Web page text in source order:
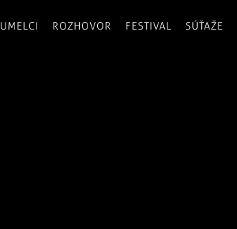
UMELCI ROZHOVOR FESTIVAL SÚŤAŽE